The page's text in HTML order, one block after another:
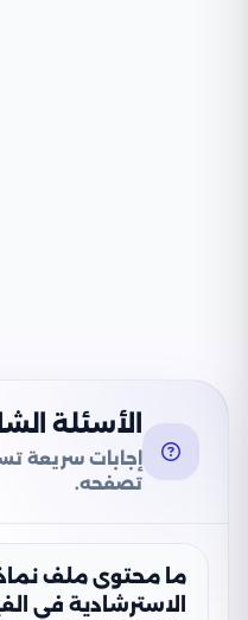
الأسئلة
إجابات سريعة
تصفحه.
ما محتوى ملف
الاسترشادية في